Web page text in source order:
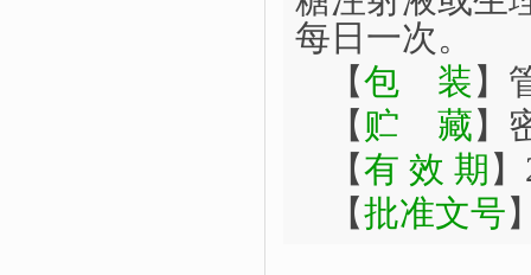
每日一次。
【包 装 】
【 贮 藏】
【有 效 期 】
【批准文号